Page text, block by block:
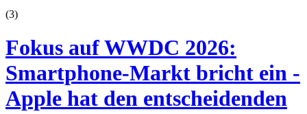
(3)
Fokus auf WWDC 2026:
Smartphone-Markt bricht ein -
Apple hat den entscheidenden